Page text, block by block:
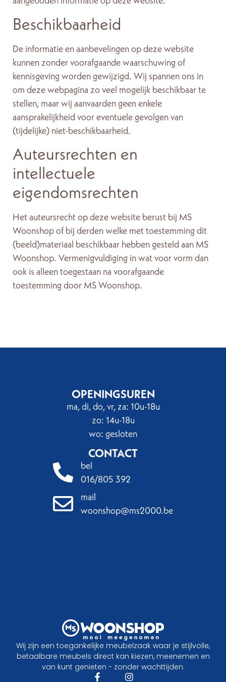
Beschikbaarheid
De informatie en aanbevelingen op deze website
kunnen zonder voorafgaande waarschuwing of
kennisgeving worden gewijzigd. Wij spannen ons in
om deze webpagina zo veel mogelijk beschikbaar te
stellen, maar wij aanvaarden geen enkele
aansprakelijkheid voor eventuele gevolgen van
(tijdelijke) niet-beschikbaarheid.
Auteursrechten en
intellectuele
eigendomsrechten
Het auteursrecht op deze website berust bij MS
Woonshop of bij derden welke met toestemming dit
(beeld)materiaal beschikbaar hebben gesteld aan MS
Woonshop. Vermenigvuldiging in wat voor vorm dan
ook is alleen toegestaan na voorafgaande
toestemming door MS Woonshop.
Wij zijn een toegankelijke meubelzaak waar je stijlvolle,
betaalbare meubels direct kan kiezen, meenemen en
van kunt genieten - zonder wachttijden.
OPENINGSUREN
ma, di, do, vr, za: 10u-18u
zo: 14u-18u
wo: gesloten
CONTACT
bel
016/805 392
mail
woonshop@ms2000.be